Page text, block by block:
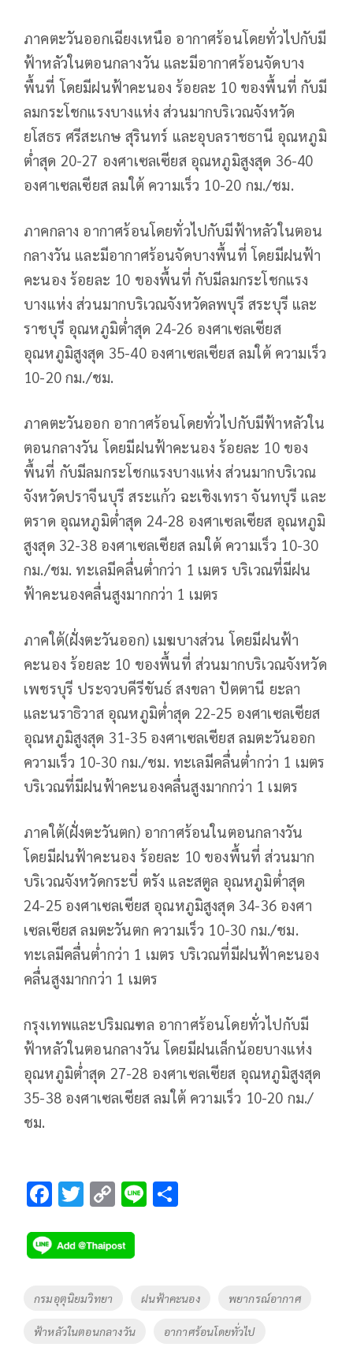
ภาคตะวันออกเฉียงเหนือ อากาศร้อนโดยทั่วไปกับมี
ฟ้าหลัวในตอนกลางวัน และมีอากาศร้อนจัดบาง
พื้นที่โดยมีฝนฟ้าคะนอง ร้อยละ 10 ของพื้นที่ กับมี
ลมกระโชกแรงบางแห่ง ส่วนมากบริเวณจังหวัด
ยโสธร ศรีสะเกษ สุรินทร์ และอุบลราชธานี อุณหภูมิ
ต่ำสุด 20-27 องศาเซลเซียส อุณหภูมิสูงสุด 36-40
องศาเซลเซียส ลมใต้ ความเร็ว 10-20 กม./ชม.
ภาคกลาง อากาศร้อนโดยทั่วไปกับมีฟ้าหลัวในตอน
กลางวัน และมีอากาศร้อนจัดบางพื้นที่ โดยมีฝนฟ้า
คะนอง ร้อยละ 10 ของพื้นที่ กับมีลมกระโชกแรง
บางแห่ง ส่วนมากบริเวณจังหวัดลพบุรี สระบุรี และ
ราชบุรี อุณหภูมิต่ำสุด 24-26 องศาเซลเซียส
อุณหภูมิสูงสุด 35-40 องศาเซลเซียส ลมใต้ ความเร็ว
10-20 กม./ชม.
ภาคตะวันออก อากาศร้อนโดยทั่วไปกับมีฟ้าหลัวใน
ตอนกลางวัน โดยมีฝนฟ้าคะนอง ร้อยละ 10 ของ
พื้นที่ กับมีลมกระโชกแรงบางแห่ง ส่วนมากบริเวณ
จังหวัดปราจีนบุรี สระแก้ว ฉะเชิงเทรา จันทบุรี และ
ตราด อุณหภูมิต่ำสุด 24-28 องศาเซลเซียส อุณหภูมิ
สูงสุด 32-38 องศาเซลเซียส ลมใต้ ความเร็ว 10-30
กม./ชม. ทะเลมีคลื่นต่ำกว่า 1 เมตร บริเวณที่มีฝน
ฟ้าคะนองคลื่นสูงมากกว่า 1 เมตร
ภาคใต้(ฝั่งตะวันออก) เมฆบางส่วน โดยมีฝนฟ้า
คะนอง ร้อยละ 10 ของพื้นที่ ส่วนมากบริเวณจังหวัด
เพชรบุรี ประจวบคีรีขันธ์ สงขลา ปัตตานี ยะลา
และนราธิวาส อุณหภูมิต่ำสุด 22-25 องศาเซลเซียส
อุณหภูมิสูงสุด 31-35 องศาเซลเซียส ลมตะวันออก
ความเร็ว 10-30 กม./ชม. ทะเลมีคลื่นต่ำกว่า 1 เมตร
บริเวณที่มีฝนฟ้าคะนองคลื่นสูงมากกว่า 1 เมตร
ภาคใต้(ฝั่งตะวันตก) อากาศร้อนในตอนกลางวัน
โดยมีฝนฟ้าคะนอง ร้อยละ 10 ของพื้นที่ ส่วนมาก
บริเวณจังหวัดกระบี่ ตรัง และสตูล อุณหภูมิต่ำสุด
24-25 องศาเซลเซียส อุณหภูมิสูงสุด 34-36 องศา
เซลเซียส ลมตะวันตก ความเร็ว 10-30 กม./ชม.
ทะเลมีคลื่นต่ำกว่า 1 เมตร บริเวณที่มีฝนฟ้าคะนอง
คลื่นสูงมากกว่า 1 เมตร
กรุงเทพและปริมณฑล อากาศร้อนโดยทั่วไปกับมี
ฟ้าหลัวในตอนกลางวัน โดยมีฝนเล็กน้อยบางแห่ง
อุณหภูมิต่ำสุด 27-28 องศาเซลเซียส อุณหภูมิสูงสุด
35-38 องศาเซลเซียส ลมใต้ ความเร็ว 10-20 กม./
ชม.
F
e
b
o
o
k
T
tt
er
C
p
y
n
k
Li
Tags
กรมอุตุนิยมวิทยา ฝนฟ้าคะนอง พยากรณ์อากาศ
ฟ้าหลัวในตอนกลางวัน อากาศร้อนโดยทั่วไป